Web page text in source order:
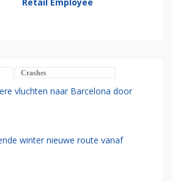
Crashes
vluchten naar Barcelona door
winter nieuwe route vanaf